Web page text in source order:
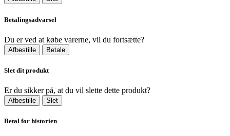
Betalingsadvarsel
Du er ved at købe varerne, vil du fortsætte?
Afbestille Betale
Slet dit produkt
Er du sikker på, at du vil slette dette produkt?
Afbestille Slet
Betal for historien